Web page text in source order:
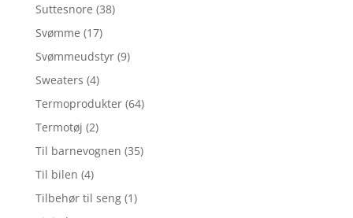
Suttesnore (38)
Svømme (17)
Svømmeudstyr (9)
Sweaters (4)
Termoprodukter (64)
Termotøj (2)
Til barnevognen (35)
Til bilen (4)
Tilbehør til seng (1)